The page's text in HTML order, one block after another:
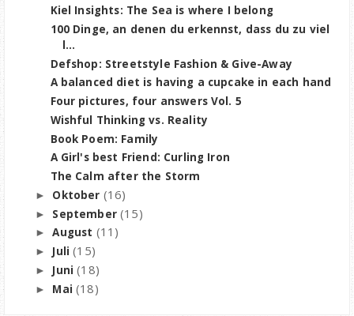
Kiel Insights: The Sea is where I belong
100 Dinge, an denen du erkennst, dass du zu viel
l...
Defshop: Streetstyle Fashion & Give-Away
A balanced diet is having a cupcake in each hand
Four pictures, four answers Vol. 5
Wishful Thinking vs. Reality
Book Poem: Family
A Girl's best Friend: Curling Iron
The Calm after the Storm
► Oktober (16)
► September(15)
►August (11)
► Juli(15)
► Juni(18)
► Mai(18)